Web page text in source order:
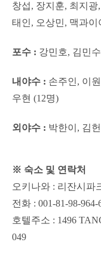
창섭, 장지훈, 최지
태인, 오상민, 맥과이
포수 : 강민호, 김민
내야수 : 손주인, 이
우현 (12명)
외야수 : 박한이, 김
※ 숙소 및 연락처
오키나와 : 리잔시파
전화 : 001-81-98-
호텔주소 : 1496
049